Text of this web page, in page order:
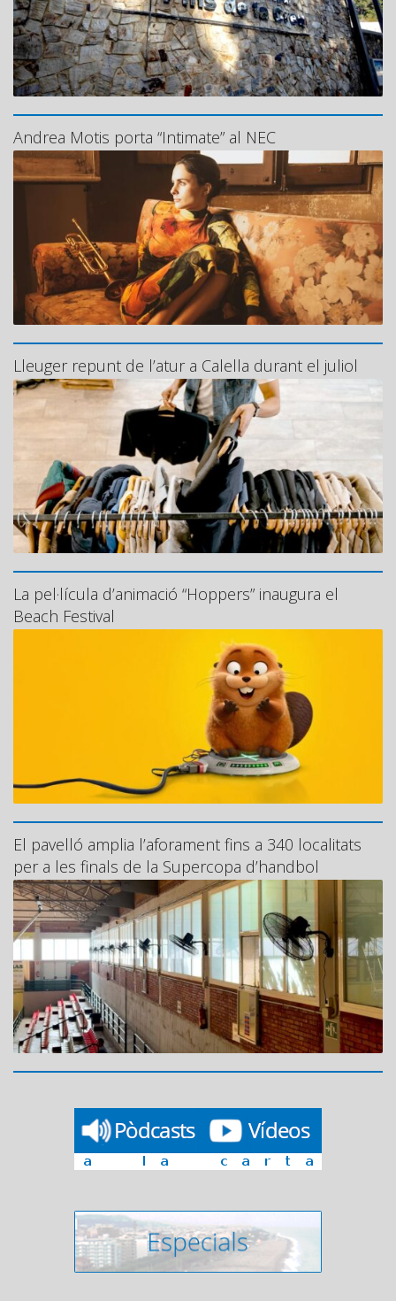
Andrea Motis porta “Intimate” al NEC
Lleuger repunt de l’atur a Calella durant el juliol
La pel·lícula d’animació “Hoppers” inaugura el
Beach Festival
El pavelló amplia l’aforament fins a 340 localitats
per a les finals de la Supercopa d’handbol